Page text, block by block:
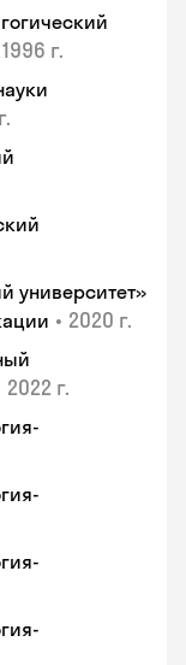
1996 г.
университет»
• 2020 г.
2022 г.